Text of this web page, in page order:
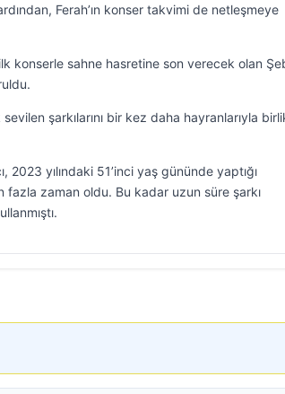
Ferah’ın konser takvimi de netleşmeye
konserle sahne hasretine son verecek olan
şarkılarını bir kez daha hayranlarıyla
yılındaki 51’inci yaş gününde yaptığı
fazla zaman oldu. Bu kadar uzun süre şarkı